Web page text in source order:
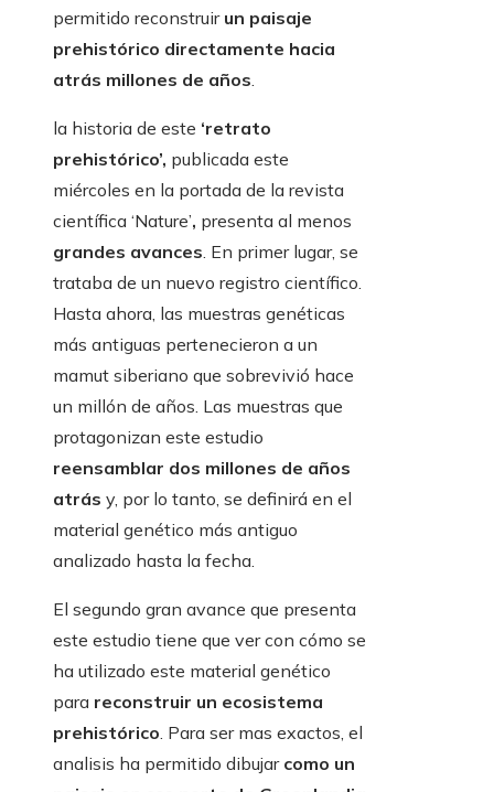
permitido reconstruir un paisaje
prehistórico directamente hacia
atrás millones de años.
la historia de este ‘retrato
prehistórico’, publicada este
miércoles en la portada de la revista
científica ‘Nature’, presenta al menos
grandes avances. En primer lugar, se
trataba de un nuevo registro científico.
Hasta ahora, las muestras genéticas
más antiguas pertenecieron a un
mamut siberiano que sobrevivió hace
un millón de años. Las muestras que
protagonizan este estudio
reensamblar dos millones de años
atrás y, por lo tanto, se definirá en el
material genético más antiguo
analizado hasta la fecha.
El segundo gran avance que presenta
este estudio tiene que ver con cómo se
ha utilizado este material genético
para reconstruir un ecosistema
prehistórico. Para ser mas exactos, el
analisis ha permitido dibujar como un